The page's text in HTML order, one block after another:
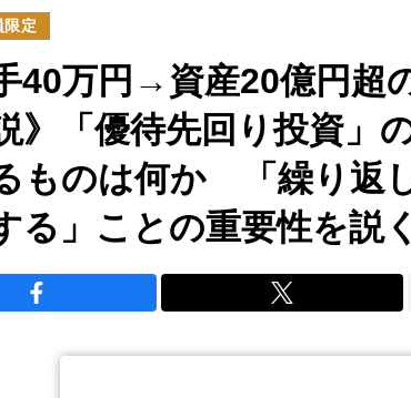
限定
40万円→資産20億円超
》「優待先回り投資」
ものは何か 「繰り返
る」ことの重要性を説く